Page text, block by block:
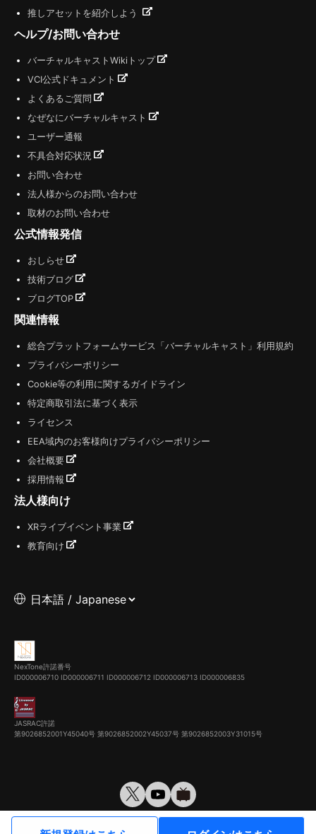
推しアセットを紹介しよう
ヘルプ/お問い合わせ
バーチャルキャストWikiトップ
VCI公式ドキュメント
よくあるご質問
なぜなにバーチャルキャスト
ユーザー通報
不具合対応状況
お問い合わせ
法人様からのお問い合わせ
取材のお問い合わせ
公式情報発信
おしらせ
技術ブログ
ブログTOP
関連情報
総合プラットフォームサービス「バーチャルキャスト」利用規約
プライバシーポリシー
Cookie等の利用に関するガイドライン
特定商取引法に基づく表示
ライセンス
EEA域内のお客様向けプライバシーポリシー
会社概要
採用情報
法人様向け
XRライブイベント事業
教育向け
NexTone許諾番号
ID000006710 ID000006711 ID000006712 ID000006713 ID000006835
JASRAC許諾
第9026852001Y45040号 第9026852002Y45037号 第9026852003Y31015号
© VirtualCast, Inc. All rights reserved.